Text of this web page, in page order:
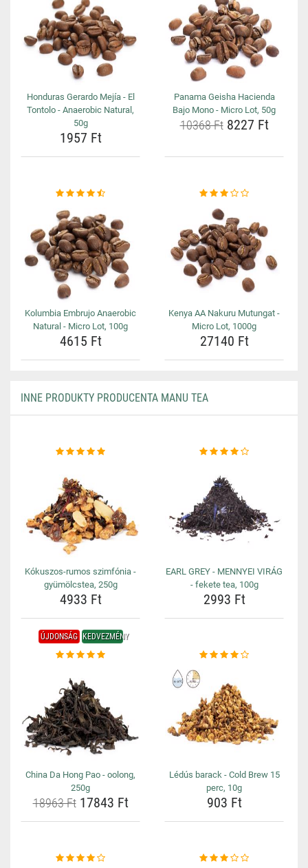
Honduras Gerardo Mejía - El
Tontolo - Anaerobic Natural,
50g
1957 Ft
Panama Geisha Hacienda
Bajo Mono - Micro Lot, 50g
10368 Ft8227 Ft
Kolumbia Embrujo Anaerobic
Natural - Micro Lot, 100g
4615 Ft
Kenya AA Nakuru Mutungat -
Micro Lot, 1000g
27140 Ft
INNE PRODUKTY PRODUCENTA MANU TEA
Kókuszos-rumos szimfónia -
gyümölcstea, 250g
4933 Ft
EARL GREY - MENNYEI VIRÁG
- fekete tea, 100g
2993 Ft
ÚJDONSÁG KEDVEZMÉNY
China Da Hong Pao - oolong,
250g
18963 Ft17843 Ft
Lédús barack - Cold Brew 15
perc, 10g
903 Ft